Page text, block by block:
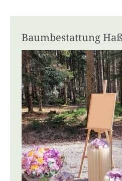
Baumbestattung